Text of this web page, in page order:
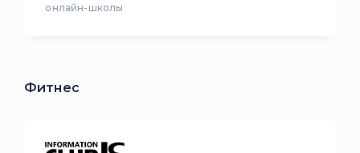
онлайн-школы
Фитнес